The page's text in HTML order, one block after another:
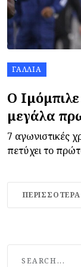
ΓΑΛΛΊΑ
Ο
μεγάλα
7 αγωνιστικές
πετύχει το
ΠΕΡΙΣΣΌΤΕΡΑ